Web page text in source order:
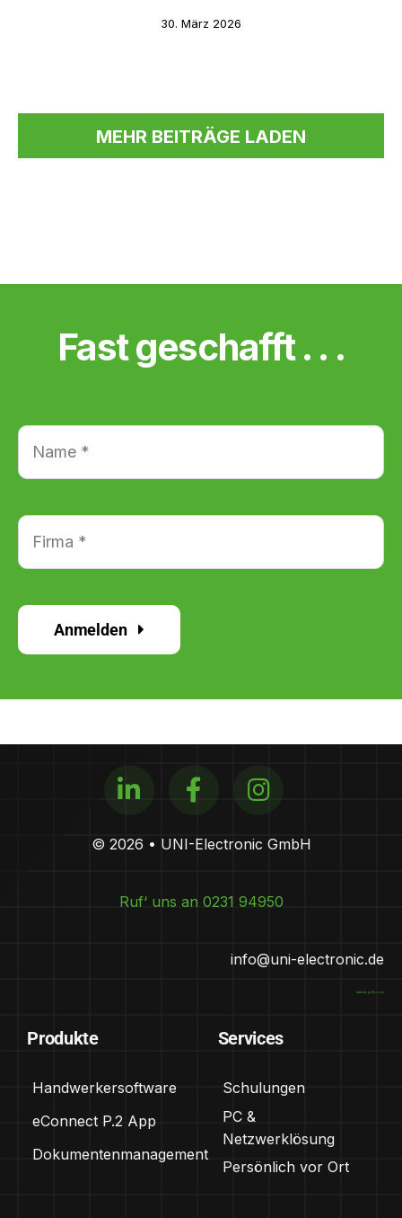
30. März 2026
MEHR BEITRÄGE LADEN
Fast geschafft . . .
Anmelden
Produkte
Handwerkersoftware
eConnect P.2 App
Dokumentenmanagement
Services
Schulungen
PC &
Netzwerklösung
Persönlich vor Ort
© 2026 • UNI-Electronic GmbH
Ruf‘ uns an 0231 94950
info@uni-electronic.de
www.magnific.com